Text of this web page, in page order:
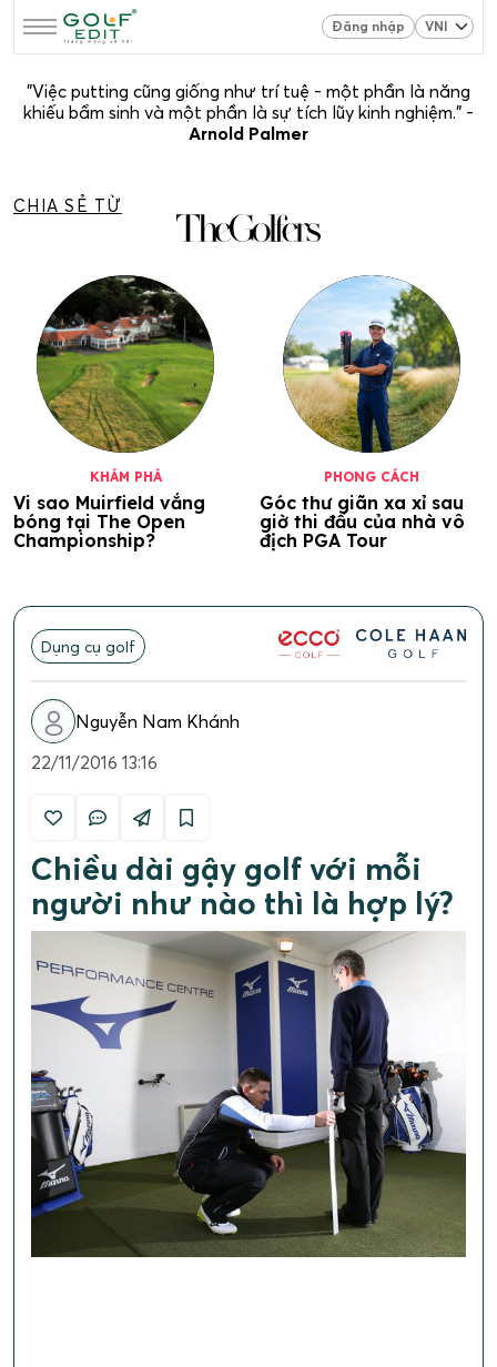
Đăng nhập
"Việc putting cũng giống như trí tuệ - một phần là năng
khiếu bẩm sinh và một phần là sự tích lũy kinh nghiệm." -
Arnold Palmer
CHIA SẺ TỪ
KHÁM PHÁ
Vi sao Muirfield vắng
bóng tại The Open
Championship?
PHONG CÁCH
Góc thư giãn xa xỉ sau
giờ thi đấu của nhà vô
địch PGA Tour
Dụng cụ golf
Nguyễn Nam Khánh
22/11/2016 13:16
Chiều dài gậy golf với mỗi
người như nào thì là hợp lý?